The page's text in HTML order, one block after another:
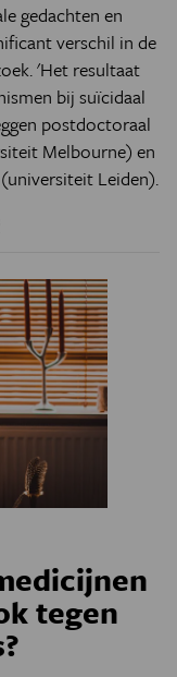
gedachten en
verschil in de
'Het resultaat
bij suïcidaal
postdoctoraal
Melbourne) en
Leiden).
tegen